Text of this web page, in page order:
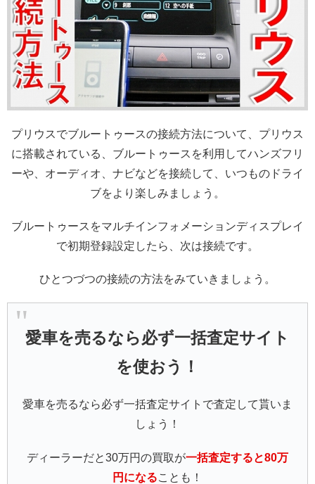
プリウスでブルートゥースの接続方法について、プリウス
に搭載されている、ブルートゥースを利用してハンズフリ
ーや、オーディオ、ナビなどを接続して、いつものドライ
ブをより楽しみましょう。
ブルートゥースをマルチインフォメーションディスプレイ
で初期登録設定したら、次は接続です。
ひとつづつの接続の方法をみていきましょう。
愛車を売るなら必ず一括査定サイト
を使おう！
愛車を売るなら必ず一括査定サイトで査定して貰いま
しょう！
ディーラーだと30万円の買取が一括査定すると80万
円になることも！